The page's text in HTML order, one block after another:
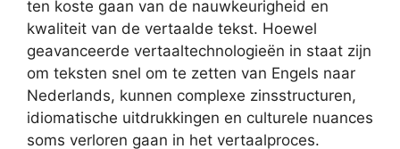
ten koste gaan van de nauwkeurigheid en
kwaliteit van de vertaalde tekst. Hoewel
geavanceerde vertaaltechnologieën in staat zijn
om teksten snel om te zetten van Engels naar
Nederlands, kunnen complexe zinsstructuren,
idiomatische uitdrukkingen en culturele nuances
soms verloren gaan in het vertaalproces.